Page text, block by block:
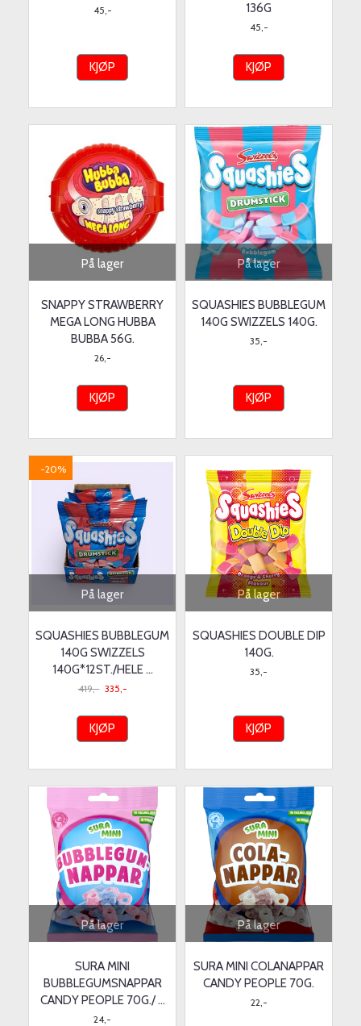
45,-
KJØP
136G
45,-
KJØP
På lager
SNAPPY STRAWBERRY
MEGA LONG HUBBA
BUBBA 56G.
26,-
KJØP
På lager
SQUASHIES BUBBLEGUM
140G SWIZZELS 140G.
35,-
KJØP
På lager
-20%
SQUASHIES BUBBLEGUM
140G SWIZZELS
140G*12ST./HELE ...
419,- 335,-
KJØP
På lager
SQUASHIES DOUBLE DIP
140G.
35,-
KJØP
På lager
SURA MINI
BUBBLEGUMSNAPPAR
CANDY PEOPLE 70G./ ...
24,-
På lager
SURA MINI COLANAPPAR
CANDY PEOPLE 70G.
22,-